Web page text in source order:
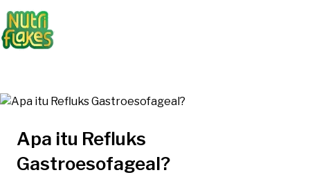
Apa itu Refluks
Gastroesofageal?